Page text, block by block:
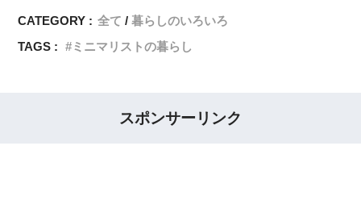
CATEGORY : 全て
暮らしのいろいろ
TAGS :
ミニマリストの暮らし
スポンサーリンク